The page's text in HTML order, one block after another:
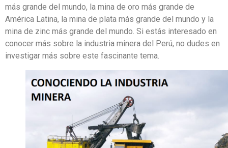
más grande del mundo, la mina de oro más grande de
América Latina, la mina de plata más grande del mundo y la
mina de zinc más grande del mundo. Si estás interesado en
conocer más sobre la industria minera del Perú, no dudes en
investigar más sobre este fascinante tema.